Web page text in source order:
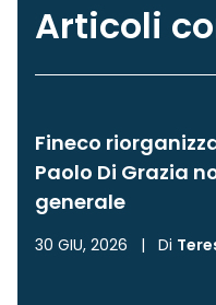
Articoli
Fineco
Paolo Di Grazia
generale
30 GIU, 2026 | Di